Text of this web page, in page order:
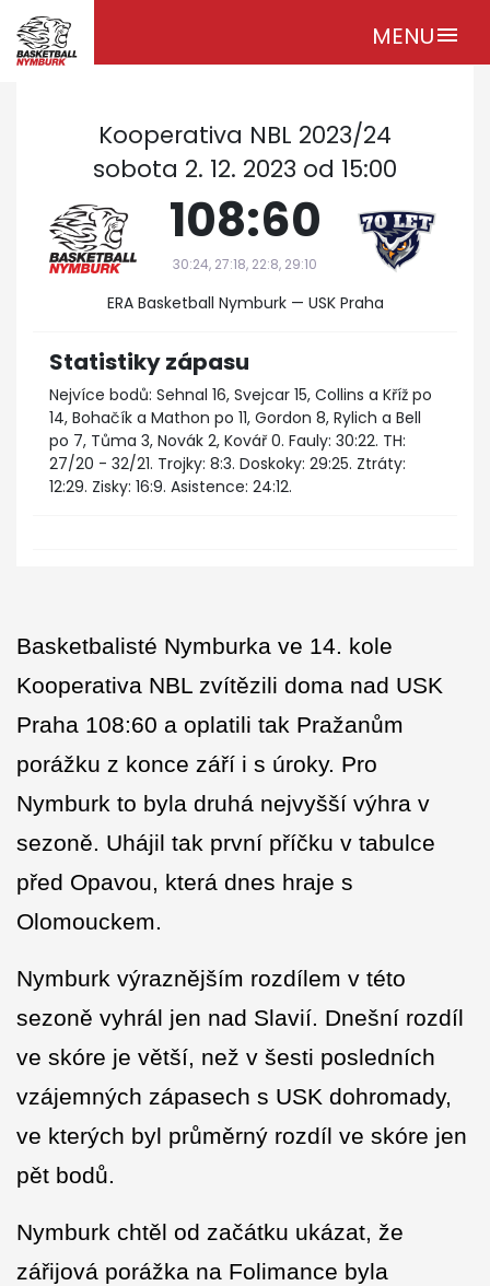
MENUmenu
Kooperativa NBL 2023/24
sobota 2. 12. 2023 od 15:00
108:60
30:24, 27:18, 22:8, 29:10
ERA Basketball Nymburk — USK Praha
Statistiky zápasu
Nejvíce bodů: Sehnal 16, Svejcar 15, Collins a Kříž po
14, Bohačík a Mathon po 11, Gordon 8, Rylich a Bell
po 7, Tůma 3, Novák 2, Kovář 0. Fauly: 30:22. TH:
27/20 - 32/21. Trojky: 8:3. Doskoky: 29:25. Ztráty:
12:29. Zisky: 16:9. Asistence: 24:12.
Basketbalisté Nymburka ve 14. kole
Kooperativa NBL zvítězili doma nad USK
Praha 108:60 a oplatili tak Pražanům
porážku z konce září i s úroky. Pro
Nymburk to byla druhá nejvyšší výhra v
sezoně. Uhájil tak první příčku v tabulce
před Opavou, která dnes hraje s
Olomouckem.
Nymburk výraznějším rozdílem v této
sezoně vyhrál jen nad Slavií. Dnešní rozdíl
ve skóre je větší, než v šesti posledních
vzájemných zápasech s USK dohromady,
ve kterých byl průměrný rozdíl ve skóre jen
pět bodů.
Nymburk chtěl od začátku ukázat, že
zářijová porážka na Folimance byla